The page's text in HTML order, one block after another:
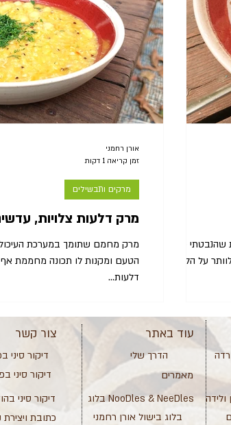
כמה
ממליץ בחום לא לוותר על הלימון
מרק דלעות צלויות,
מרק מחמם שתומך במערכת העיכול
הטעם ומקנות לו תכונה מחממת אף
דלעות...
מרקים ותבשילים
אורן רחמני
זמן קריאה 1 דקות
צור קשר
דיקור סיני
דיקור סיני
דיקור סיני
כתובת
עוד באתר
הדרך שלי
מאמרים
בלוג NooDles & NeeDles
בלוג בישול אורן רחמני
ולידה